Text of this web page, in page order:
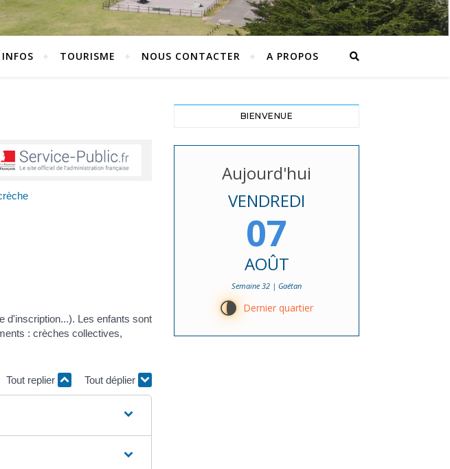
INFOS TOURISME NOUS CONTACTER A PROPOS
d'inscription...). Les enfants sont
: crèches collectives,
Tout replier Tout déplier
BIENVENUE
Aujourd'hui
VENDREDI
07
AOÛT
Semaine 32 | Gaétan
U Dernier quartier